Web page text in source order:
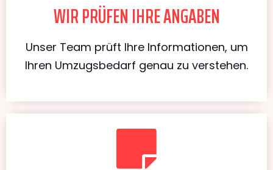
WIR PRÜFEN IHRE ANGABEN
Unser Team prüft Ihre Informationen, um
Ihren Umzugsbedarf genau zu verstehen.